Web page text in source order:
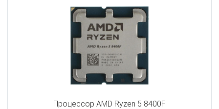
Процессор AMD Ryzen 5 8400F